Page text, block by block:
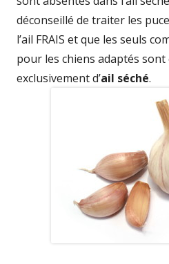
déconseillé de traiter les
l’ail FRAIS et que les seuls
pour les chiens adaptés sont
exclusivement d’ail séché.